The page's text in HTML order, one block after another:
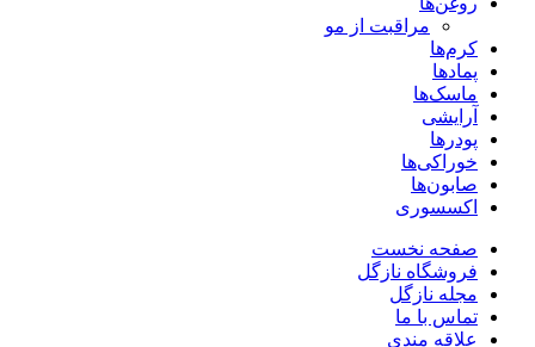
مراقبت از مو
کرم‌ها
پمادها
ماسک‌ها
آرایشی
پودرها
خوراکی‌ها
صابون‌ها
اکسسوری
صفحه نخست
فروشگاه نازگل
مجله نازگل
تماس با ما
علاقه مندی